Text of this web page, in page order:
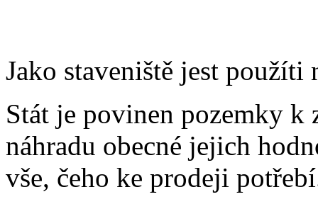
Jako staveniště jest
Stát je povinen pozemky k
náhradu obecné jejich
vše, čeho ke prodeji